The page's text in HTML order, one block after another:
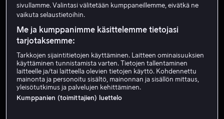
Ale Alk. 4,99 €
sivullamme. Valintasi välitetään kumppaneillemme, eivätkä ne
vaikuta selaustietoihin.
Me ja kumppanimme käsittelemme tietojasi
tarjotaksemme:
Tarkkojen sijaintitietojen käyttäminen. Laitteen ominaisuuksien
käyttäminen tunnistamista varten. Tietojen tallentaminen
laitteelle ja/tai laitteella olevien tietojen käyttö. Kohdennettu
mainonta ja personoitu sisältö, mainonnan ja sisällön mittaus,
yleisötutkimus ja palvelujen kehittäminen.
Kumppanien (toimittajien) luettelo